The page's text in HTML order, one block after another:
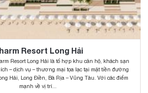
Resort Long Hải
Resort Long Hải là tổ hợp khu căn hộ, khách sạn
– dịch vụ – thương mại tọa lạc tại mặt tiền đường
Hải, Long Điền, Bà Rịa – Vũng Tàu. Với các điểm
mạnh về vị trí...